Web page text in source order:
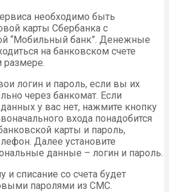
необходимо быть
карты Сбербанка с
“Мобильный банк”. Денежные
на банковском счете
размере.
логин и пароль, если вы их
через банкомат. Если
у вас нет, нажмите кнопку
входа понадобится
карты и пароль,
Далее установите
данные – логин и пароль.
списание со счета будет
паролями из СМС.